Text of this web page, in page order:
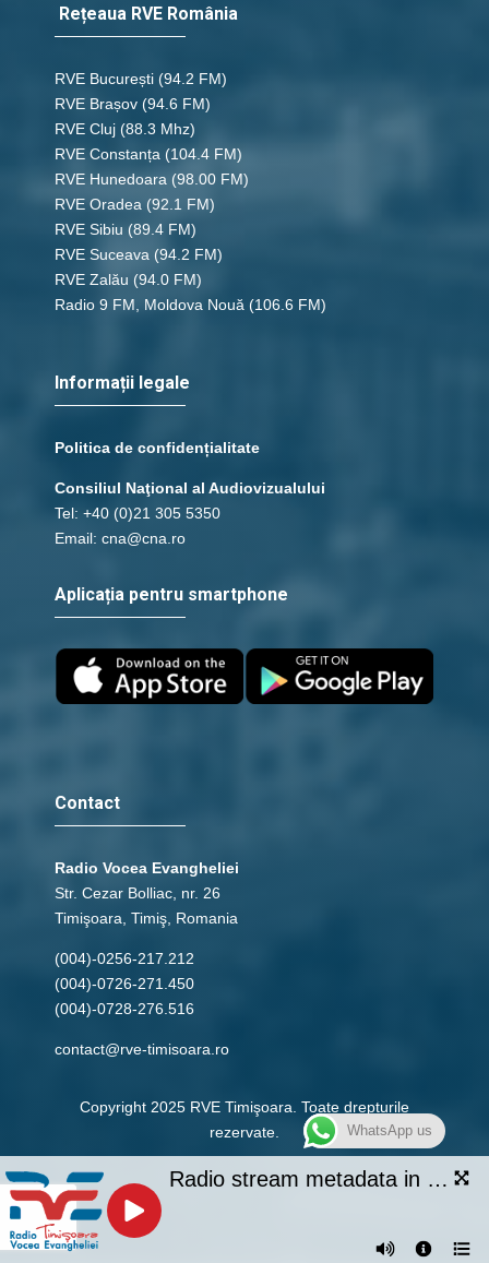
Rețeaua RVE România
RVE București (94.2 FM)
RVE Brașov (94.6 FM)
RVE Cluj (88.3 Mhz)
RVE Constanța (104.4 FM)
RVE Hunedoara (98.00 FM)
RVE Oradea (92.1 FM)
RVE Sibiu (89.4 FM)
RVE Suceava (94.2 FM)
RVE Zalău (94.0 FM)
Radio 9 FM, Moldova Nouă (106.6 FM)
Informații legale
Politica de confidențialitate
Consiliul Naţional al Audiovizualului
Tel: +40 (0)21 305 5350
Email: cna@cna.ro
Aplicația pentru smartphone
Contact
Radio Vocea Evangheliei
Str. Cezar Bolliac, nr. 26
Timişoara, Timiş, Romania
(004)-0256-217.212
(004)-0726-271.450
(004)-0728-276.516
contact@rve-timisoara.ro
Copyright 2025 RVE Timişoara. Toate drepturile
rezervate.
Radio stream metadata in not available.
WhatsApp us